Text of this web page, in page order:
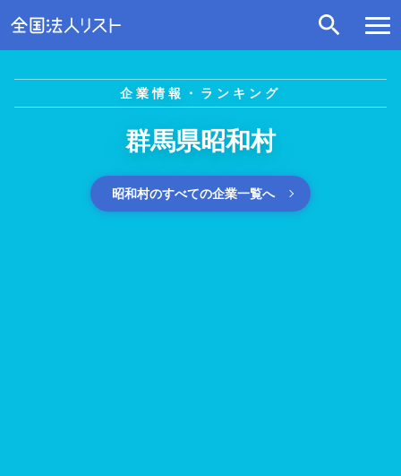
企業情報・ランキング
群馬県昭和村
昭和村のすべての企業一覧へ